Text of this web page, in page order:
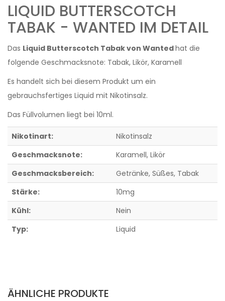
LIQUID BUTTERSCOTCH
TABAK - WANTED IM DETAIL
Das Liquid Butterscotch Tabak von Wantedhat die
folgende Geschmacksnote: Tabak, Likör, Karamell
Es handelt sich bei diesem Produkt um ein
gebrauchsfertiges Liquid mit Nikotinsalz.
Das Füllvolumen liegt bei 10ml.
Nikotinart:
Nikotinsalz
Geschmacksnote:
Karamell, Likör
Geschmacksbereich:
Getränke, Süßes, Tabak
Stärke:
10mg
Kühl:
Nein
Typ:
Liquid
ÄHNLICHE PRODUKTE